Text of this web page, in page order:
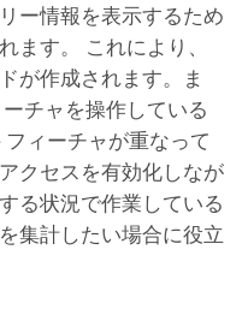
ー情報を表示するため
ます。 これにより、
が作成されます。ま
チャを操作している
フィーチャが重なって
クセスを有効化しなが
る状況で作業している
集計したい場合に役立